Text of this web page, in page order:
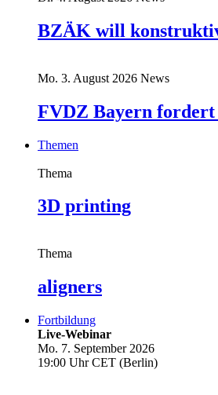
BZÄK will
Mo. 3. August 2026 News
FVDZ Bayern
Themen
Thema
3D printing
Thema
aligners
Fortbildung
Live-Webinar
Mo. 7. September 2026
19:00 Uhr CET (Berlin)